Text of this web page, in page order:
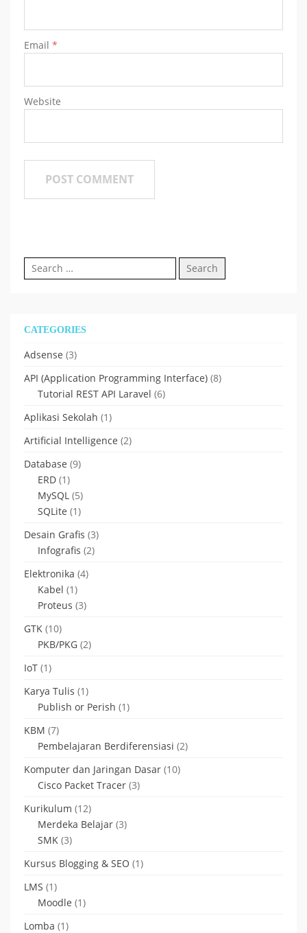
Email *
Website
Search
for:
CATEGORIES
Adsense (3)
API (Application Programming Interface) (8)
Tutorial REST API Laravel (6)
Aplikasi Sekolah (1)
Artificial Intelligence (2)
Database (9)
ERD (1)
MySQL (5)
SQLite (1)
Desain Grafis (3)
Infografis (2)
Elektronika (4)
Kabel (1)
Proteus (3)
GTK (10)
PKB/PKG (2)
IoT (1)
Karya Tulis (1)
Publish or Perish (1)
KBM (7)
Pembelajaran Berdiferensiasi (2)
Komputer dan Jaringan Dasar (10)
Cisco Packet Tracer (3)
Kurikulum (12)
Merdeka Belajar (3)
SMK (3)
Kursus Blogging & SEO (1)
LMS (1)
Moodle (1)
Lomba (1)